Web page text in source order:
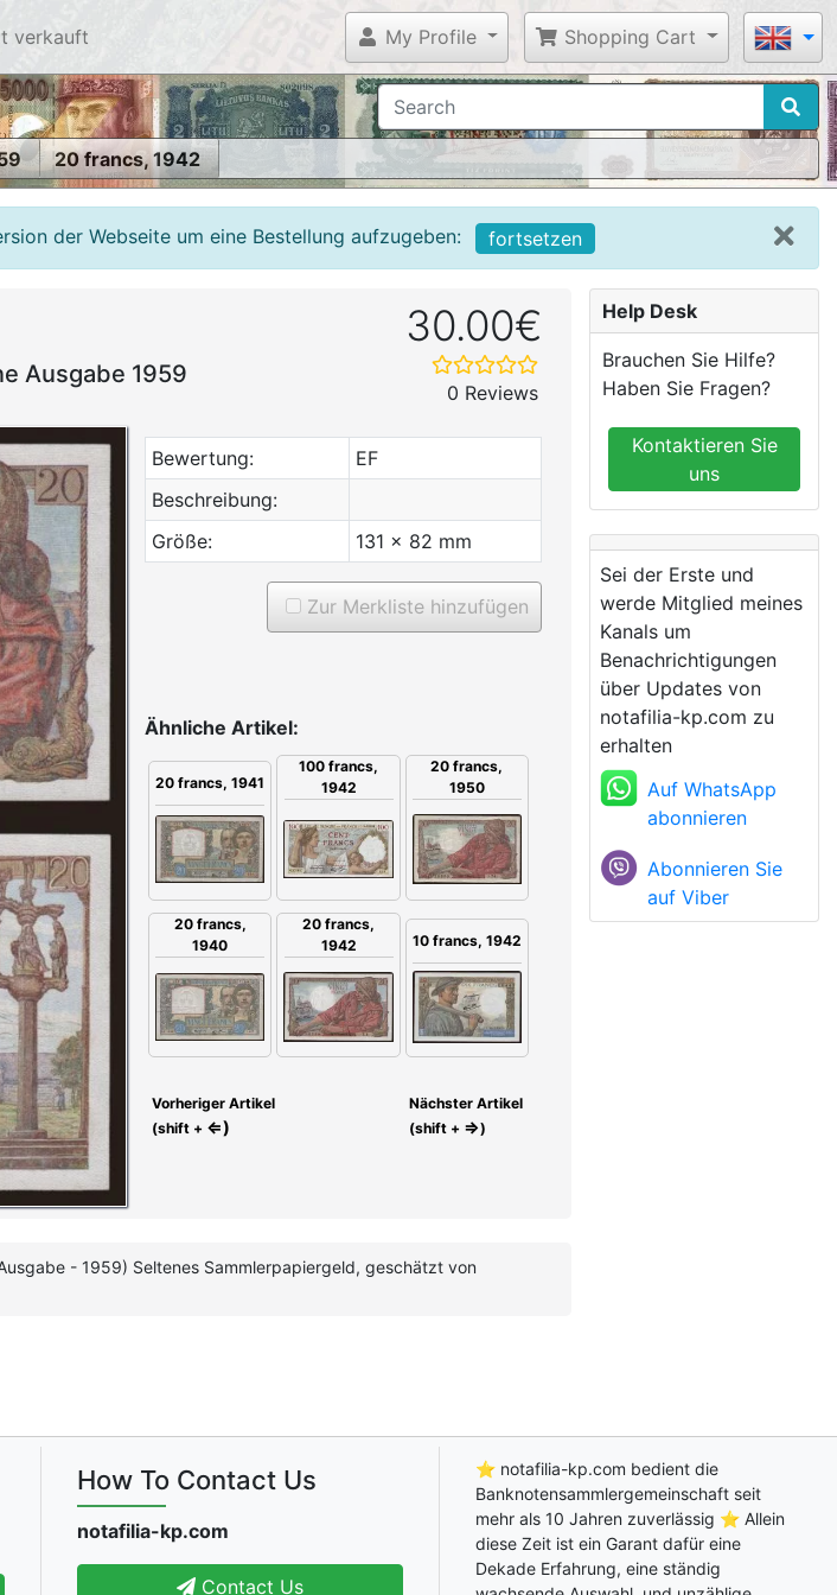
verkauft My Profile Shopping Cart
20 francs, 1942
der Webseite um eine Bestellung aufzugeben: fortsetzen
Ausgabe 1959
30.00€
0 Reviews
Bewertung:
EF
Beschreibung:
Größe:
131 x 82 mm
Zur Merkliste hinzufügen
Ähnliche Artikel:
20 francs, 1941
100 francs,
1942
20 francs,
1950
20 francs,
1940
20 francs,
1942
10 francs, 1942
Vorheriger Artikel
(shift + ⇐)
Nächster Artikel
(shift + ⇒)
- 1959) Seltenes Sammlerpapiergeld, geschätzt von
Help Desk
Brauchen Sie Hilfe?
Haben Sie Fragen?
Kontaktieren Sie
uns
Sei der Erste und
werde Mitglied meines
Kanals um
Benachrichtigungen
über Updates von
notafilia-kp.com zu
erhalten
Auf WhatsApp
abonnieren
Abonnieren Sie
auf Viber
How To Contact Us
notafilia-kp.com
Contact Us
⭐ notafilia-kp.com bedient die
Banknotensammlergemeinschaft seit
mehr als 10 Jahren zuverlässig ⭐ Allein
diese Zeit ist ein Garant dafür eine
Dekade Erfahrung, eine ständig